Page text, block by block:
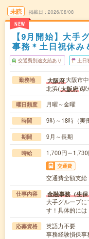
未読
NEW
掲載日 2026/08/08
【9月開始】大手
事務＊土日祝休み
交通費別途支給あり 土日
勤務地 大阪府大阪市
北浜(大阪府)駅
曜日頻度 月曜～金曜
時間 9時～18時（実
期間 9月～長期
時給 1,700円～1,730
交通費
交通費全額支給
仕事内容 金融事務（生
大手グループ
す！具体的に
応募資格
英語力不要
事務経験損保事